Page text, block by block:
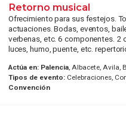
Retorno musical
Ofrecimiento para sus festejos.
actuaciones. Bodas, eventos,
verbenas, etc. 6 componentes. 2
luces, humo, puente, etc. repertorio
Actúa en: Palencia, Albacete, Avila,
Tipos de evento:Celebraciones,
Convención